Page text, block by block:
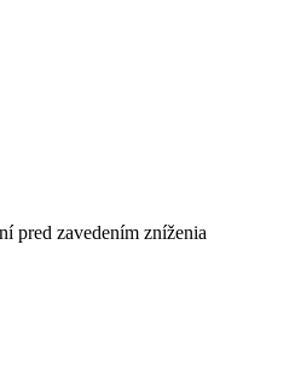
pred zavedením zníženia